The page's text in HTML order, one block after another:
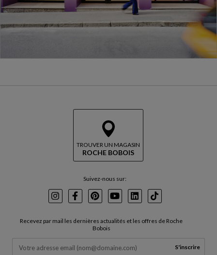
TROUVER UN MAGASIN
ROCHE BOBOIS
Suivez-nous sur:
InstagramFacebookPinterest
YoutubeLinkedInTikTok
Recevez par mail les dernières actualités et les offres de Roche
Bobois
S'inscrire